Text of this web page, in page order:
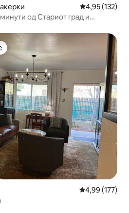
Просечна
4,95 (132)
од Стариот град и
на гостите“
Просечна
4,99 (177)